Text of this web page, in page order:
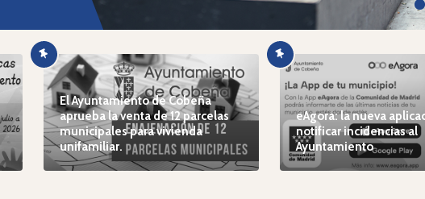
El Ayuntamiento de Cobeña
aprueba la venta de 12 parcelas
municipales para vivienda
unifamiliar.
eAgora: la nueva
notificar incidencias al
Ayuntamiento